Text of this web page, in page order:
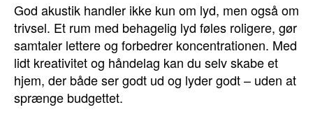
God akustik handler ikke kun om lyd, men også om
trivsel. Et rum med behagelig lyd føles roligere, gør
samtaler lettere og forbedrer koncentrationen. Med
lidt kreativitet og håndelag kan du selv skabe et
hjem, der både ser godt ud og lyder godt – uden at
sprænge budgettet.